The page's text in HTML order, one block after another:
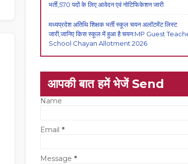
भर्ती,570 पदों के लिए आवेदन एवं नोटिफिकेशन जारी
मध्यप्रदेश अतिथि शिक्षक भर्ती स्कूल चयन अलॉटमेंट लिस्ट
जारी,जानिए किस स्कूल में हुआ है चयन:MP Guest
School Chayan Allotment 2026
आपकी बात हमें भेजें Send
Name
Email *
Message *